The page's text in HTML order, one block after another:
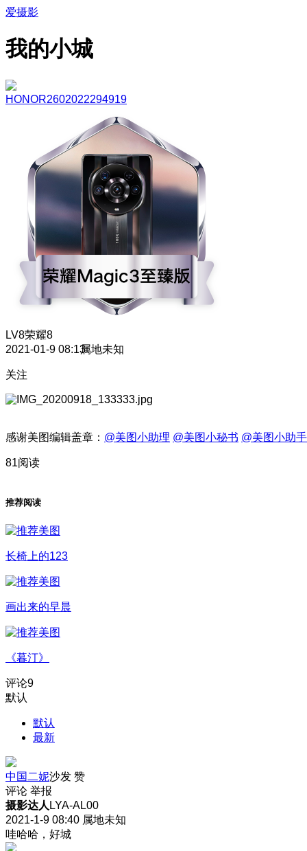
爱摄影
我的小城
HONOR2602022294919
LV8荣耀8
2021-01-9 08:13属地未知
关注
感谢美图编辑盖章： @美图小助理 @美图小秘书 @美图小助手
81阅读
推荐阅读
长椅上的123
画出来的早晨
《暮汀》
评论9
默认
默认
最新
中国二妮沙发 赞
评论 举报
摄影达人 LYA-AL00
2021-1-9 08:40 属地未知
哇哈哈，好城